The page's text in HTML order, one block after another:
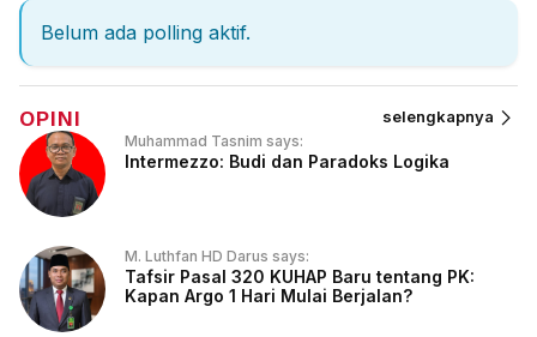
Belum ada polling aktif.
OPINI selengkapnya
Muhammad Tasnim says:
Intermezzo: Budi dan Paradoks Logika
M. Luthfan HD Darus says:
Tafsir Pasal 320 KUHAP Baru tentang PK:
Kapan Argo 1 Hari Mulai Berjalan?